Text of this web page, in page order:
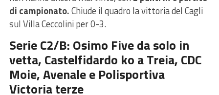
di campionato.Chiude il quadro la vittoria del Cagli
sul Villa Ceccolini per 0-3.
Serie C2/B: Osimo Five da solo in
vetta, Castelfidardo ko a Treia, CDC
Moie, Avenale e Polisportiva
Victoria terze